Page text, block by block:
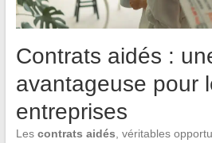
Contrats aidés :
avantageuse pour
entreprises
Les contrats aidés, véritables